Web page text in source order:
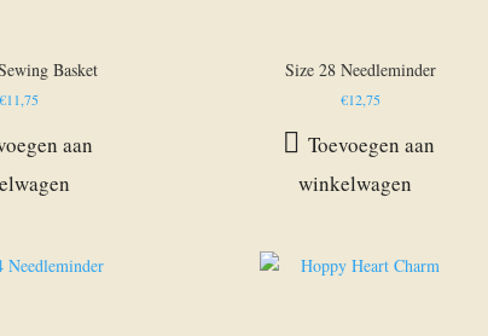
Basket
€11,75
aan
Size 28 Needleminder
€12,75
Toevoegen aan
winkelwagen